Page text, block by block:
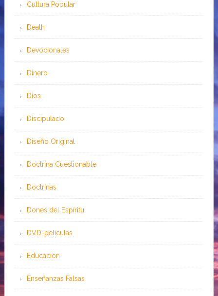
Cultura Popular
Death
Devocionales
Dinero
Dios
Discipulado
Diseño Original
Doctrina Cuestionable
Doctrinas
Dones del Espíritu
DVD-peliculas
Educación
Enseñanzas Falsas